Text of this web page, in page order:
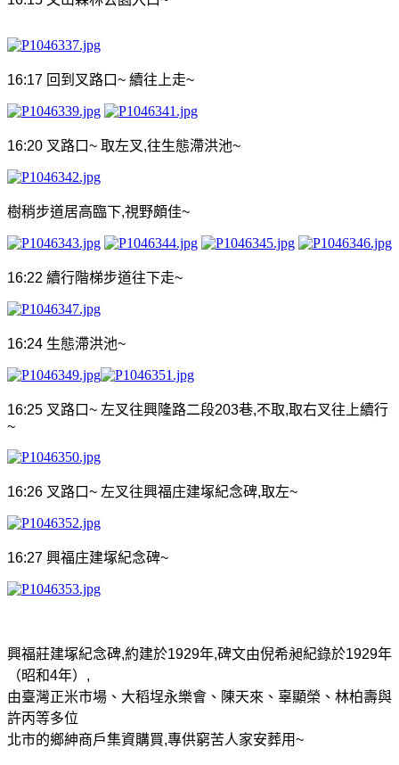
16:17 回到叉路口~ 續往上走~
16:20 叉路口~ 取左叉,往生態滯洪池~
樹稍步道居高臨下,視野頗佳~
16:22 續行階梯步道往下走~
16:24 生態滯洪池~
16:25 叉路口~ 左叉往興隆路二段203巷,不取,取右叉往上續行
~
16:26 叉路口~ 左叉往興福庄建塚紀念碑,取左~
16:27 興福庄建塚紀念碑~
興福莊建塚紀念碑,約建於1929年,碑文由倪希昶紀錄於1929年
（昭和4年） ,
由臺灣正米市場、大稻埕永樂會、陳天來、辜顯榮、林柏壽與
許丙等多位
北市的鄉紳商戶集資購買,專供窮苦人家安葬用~